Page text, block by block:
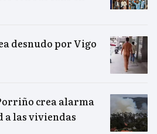
desnudo por Vigo
crea alarma
las viviendas